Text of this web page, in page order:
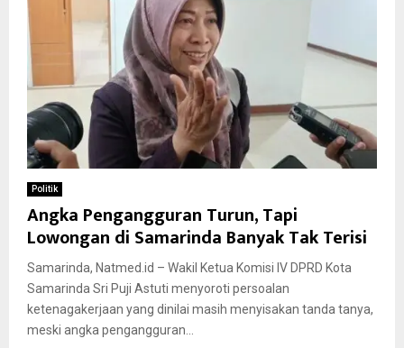
Politik
Angka Pengangguran Turun, Tapi
Lowongan di Samarinda Banyak Tak Terisi
Samarinda, Natmed.id – Wakil Ketua Komisi IV DPRD Kota
Samarinda Sri Puji Astuti menyoroti persoalan
ketenagakerjaan yang dinilai masih menyisakan tanda tanya,
meski angka pengangguran...